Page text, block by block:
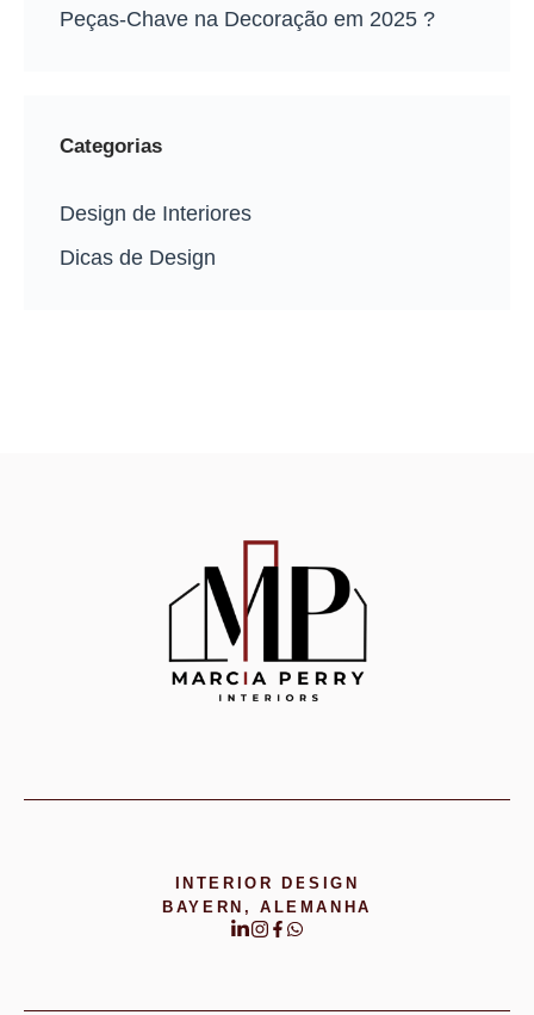
Peças-Chave na Decoração em 2025 ?
Categorias
Design de Interiores
Dicas de Design
INTERIOR DESIGN
BAYERN, ALEMANHA